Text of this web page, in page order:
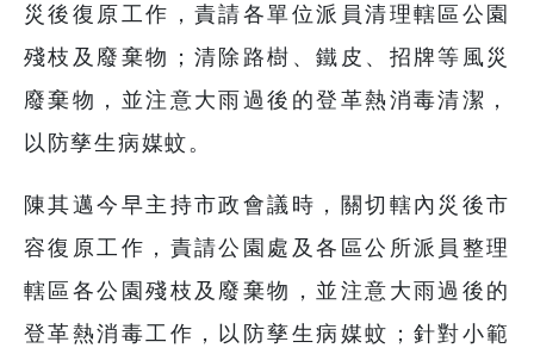
災後復原工作，責請各單位派員清理轄區公園
殘枝及廢棄物；清除路樹、鐵皮、招牌等風災
廢棄物，並注意大雨過後的登革熱消毒清潔，
以防孳生病媒蚊。
陳其邁今早主持市政會議時，關切轄內災後市
容復原工作，責請公園處及各區公所派員整理
轄區各公園殘枝及廢棄物，並注意大雨過後的
登革熱消毒工作，以防孳生病媒蚊；針對小範